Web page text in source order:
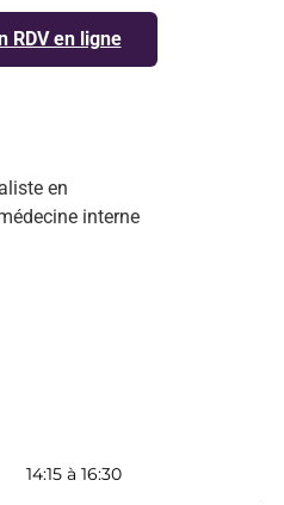
RDV en ligne
en
interne
14:15 à 16:30